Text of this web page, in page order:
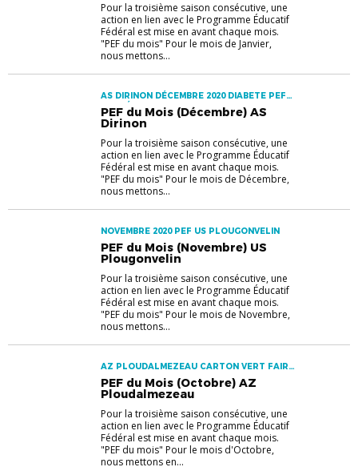
Pour la troisième saison consécutive, une
action en lien avec le Programme Éducatif
Fédéral est mise en avant chaque mois.
"PEF du mois" Pour le mois de Janvier,
nous mettons...
AS DIRINON DÉCEMBRE 2020 DIABETE PEF
SANTÉ
PEF du Mois (Décembre) AS
Dirinon
Pour la troisième saison consécutive, une
action en lien avec le Programme Éducatif
Fédéral est mise en avant chaque mois.
"PEF du mois" Pour le mois de Décembre,
nous mettons...
NOVEMBRE 2020 PEF US PLOUGONVELIN
PEF du Mois (Novembre) US
Plougonvelin
Pour la troisième saison consécutive, une
action en lien avec le Programme Éducatif
Fédéral est mise en avant chaque mois.
"PEF du mois" Pour le mois de Novembre,
nous mettons...
AZ PLOUDALMEZEAU CARTON VERT FAIR
PLAY PEF
PEF du Mois (Octobre) AZ
Ploudalmezeau
Pour la troisième saison consécutive, une
action en lien avec le Programme Éducatif
Fédéral est mise en avant chaque mois.
"PEF du mois" Pour le mois d'Octobre,
nous mettons en...